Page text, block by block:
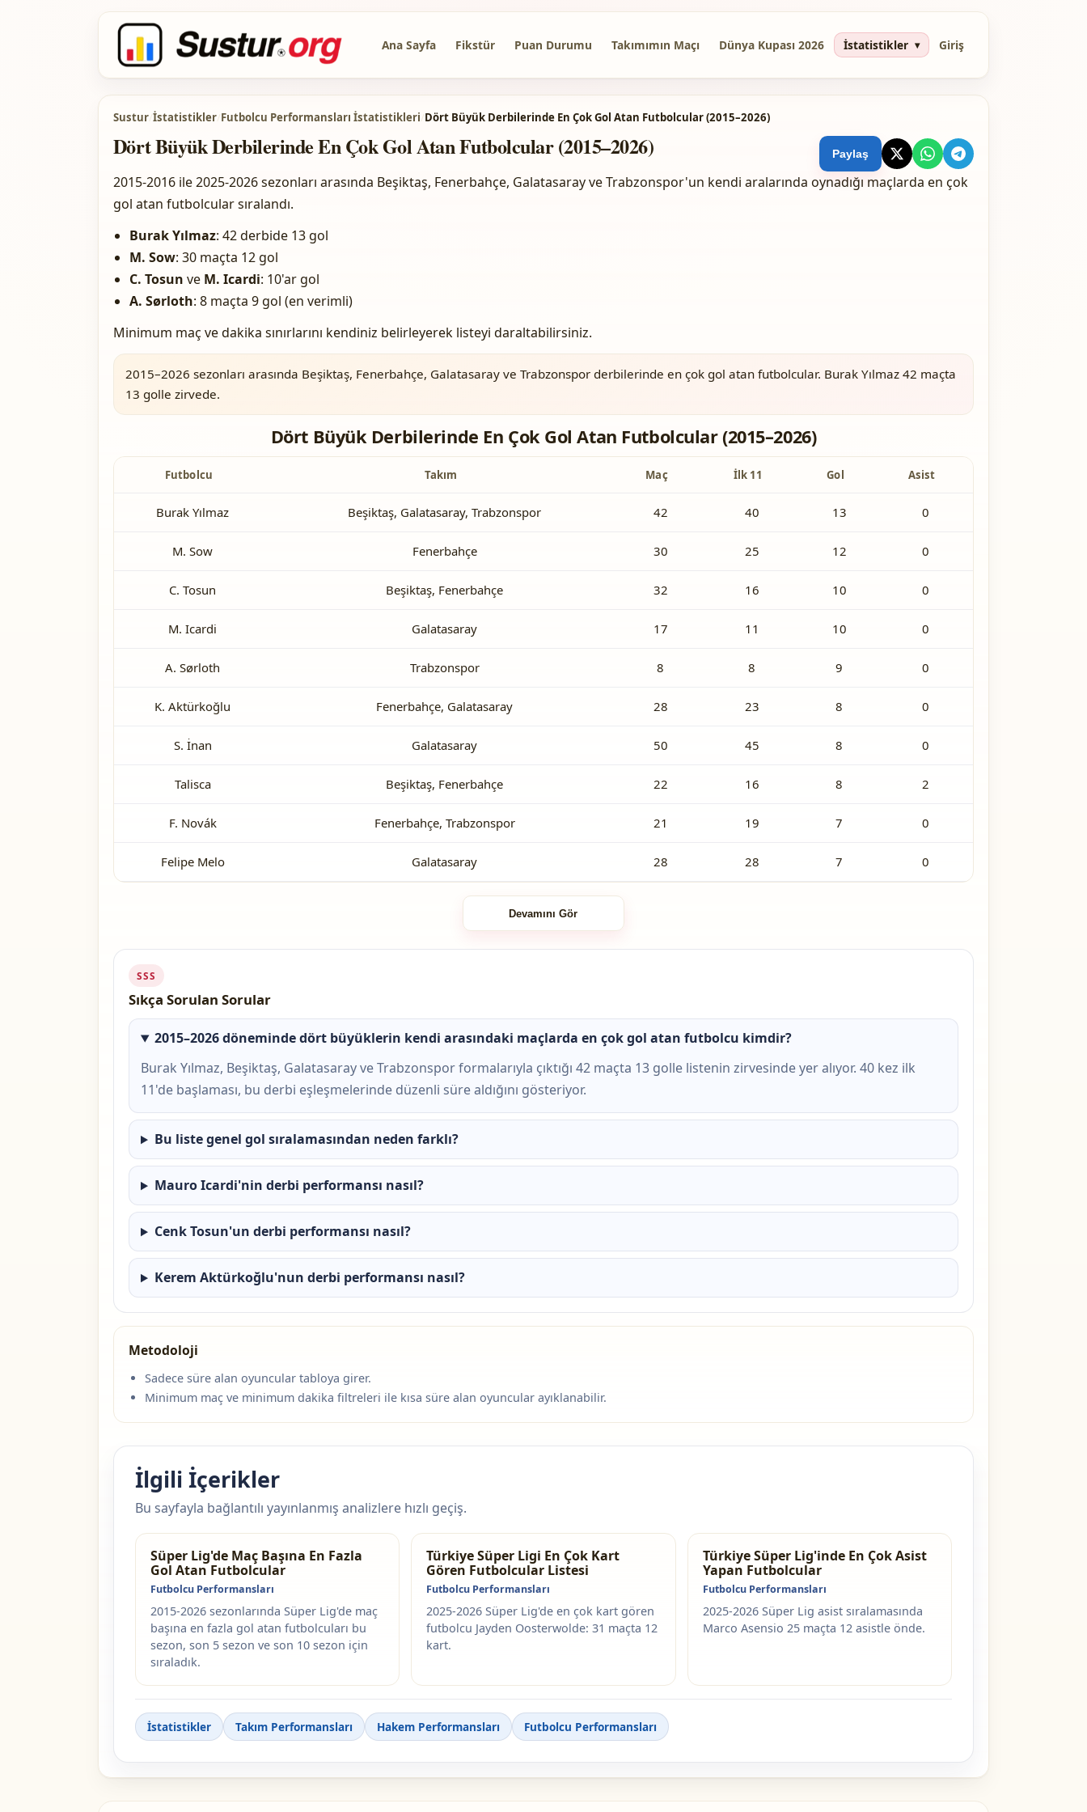
Ana Sayfa Fikstür Puan Durumu Takımımın Maçı Dünya Kupası 2026 İstatistikler Giriş
Sustur/İstatistikler/Futbolcu Performansları İstatistikleri/Dört Büyük Derbilerinde En Çok Gol Atan Futbolcular (2015–2026)
Dört Büyük Derbilerinde En Çok Gol Atan Futbolcular (2015–2026) Paylaş
2015-2016 ile 2025-2026 sezonları arasında Beşiktaş, Fenerbahçe, Galatasaray ve Trabzonspor'un kendi aralarında oynadığı maçlarda en çok
gol atan futbolcular sıralandı.
Burak Yılmaz: 42 derbide 13 gol
M. Sow: 30 maçta 12 gol
C. Tosun ve M. Icardi: 10'ar gol
A. Sørloth: 8 maçta 9 gol (en verimli)
Minimum maç ve dakika sınırlarını kendiniz belirleyerek listeyi daraltabilirsiniz.
2015–2026 sezonları arasında Beşiktaş, Fenerbahçe, Galatasaray ve Trabzonspor derbilerinde en çok gol atan futbolcular. Burak Yılmaz 42 maçta
13 golle zirvede.
Dört Büyük Derbilerinde En Çok Gol Atan Futbolcular (2015–2026)
Futbolcu Takım Maç İlk 11 Gol Asist
Burak Yılmaz Beşiktaş, Galatasaray, Trabzonspor 42 40 13 0
M. Sow Fenerbahçe 30 25 12 0
C. Tosun Beşiktaş, Fenerbahçe 32 16 10 0
M. Icardi Galatasaray 17 11 10 0
A. Sørloth Trabzonspor 8 8 9 0
K. Aktürkoğlu Fenerbahçe, Galatasaray 28 23 8 0
S. İnan Galatasaray 50 45 8 0
Talisca Beşiktaş, Fenerbahçe 22 16 8 2
F. Novák Fenerbahçe, Trabzonspor 21 19 7 0
Felipe Melo Galatasaray 28 28 7 0
Devamını Gör
SSS
Sıkça Sorulan Sorular
2015–2026 döneminde dört büyüklerin kendi arasındaki maçlarda en çok gol atan futbolcu kimdir?
Burak Yılmaz, Beşiktaş, Galatasaray ve Trabzonspor formalarıyla çıktığı 42 maçta 13 golle listenin zirvesinde yer alıyor. 40 kez ilk
11'de başlaması, bu derbi eşleşmelerinde düzenli süre aldığını gösteriyor.
Bu liste genel gol sıralamasından neden farklı?
Mauro Icardi'nin derbi performansı nasıl?
Cenk Tosun'un derbi performansı nasıl?
Kerem Aktürkoğlu'nun derbi performansı nasıl?
Metodoloji
Sadece süre alan oyuncular tabloya girer.
Minimum maç ve minimum dakika filtreleri ile kısa süre alan oyuncular ayıklanabilir.
İlgili İçerikler
Bu sayfayla bağlantılı yayınlanmış analizlere hızlı geçiş.
Süper Lig'de Maç Başına En Fazla
Gol Atan Futbolcular
Futbolcu Performansları
2015-2026 sezonlarında Süper Lig'de maç
başına en fazla gol atan futbolcuları bu
sezon, son 5 sezon ve son 10 sezon için
sıraladık.
Türkiye Süper Ligi En Çok Kart
Gören Futbolcular Listesi
Futbolcu Performansları
2025-2026 Süper Lig'de en çok kart gören
futbolcu Jayden Oosterwolde: 31 maçta 12
kart.
Türkiye Süper Lig'inde En Çok Asist
Yapan Futbolcular
Futbolcu Performansları
2025-2026 Süper Lig asist sıralamasında
Marco Asensio 25 maçta 12 asistle önde.
İstatistikler Takım Performansları Hakem Performansları Futbolcu Performansları